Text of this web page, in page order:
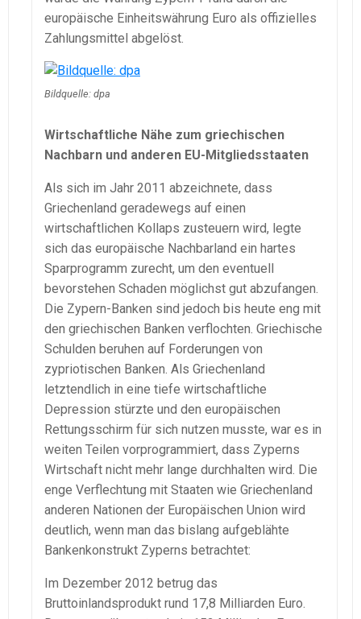
europäische Einheitswährung Euro als offizielles
Zahlungsmittel abgelöst.
Bildquelle: dpa
Wirtschaftliche Nähe zum griechischen
Nachbarn und anderen EU-Mitgliedsstaaten
Als sich im Jahr 2011 abzeichnete, dass
Griechenland geradewegs auf einen
wirtschaftlichen Kollaps zusteuern wird, legte
sich das europäische Nachbarland ein hartes
Sparprogramm zurecht, um den eventuell
bevorstehen Schaden möglichst gut abzufangen.
Die Zypern-Banken sind jedoch bis heute eng mit
den griechischen Banken verflochten. Griechische
Schulden beruhen auf Forderungen von
zypriotischen Banken. Als Griechenland
letztendlich in eine tiefe wirtschaftliche
Depression stürzte und den europäischen
Rettungsschirm für sich nutzen musste, war es in
weiten Teilen vorprogrammiert, dass Zyperns
Wirtschaft nicht mehr lange durchhalten wird. Die
enge Verflechtung mit Staaten wie Griechenland
anderen Nationen der Europäischen Union wird
deutlich, wenn man das bislang aufgeblähte
Bankenkonstrukt Zyperns betrachtet:
Im Dezember 2012 betrug das
Bruttoinlandsprodukt rund 17,8 Milliarden Euro.